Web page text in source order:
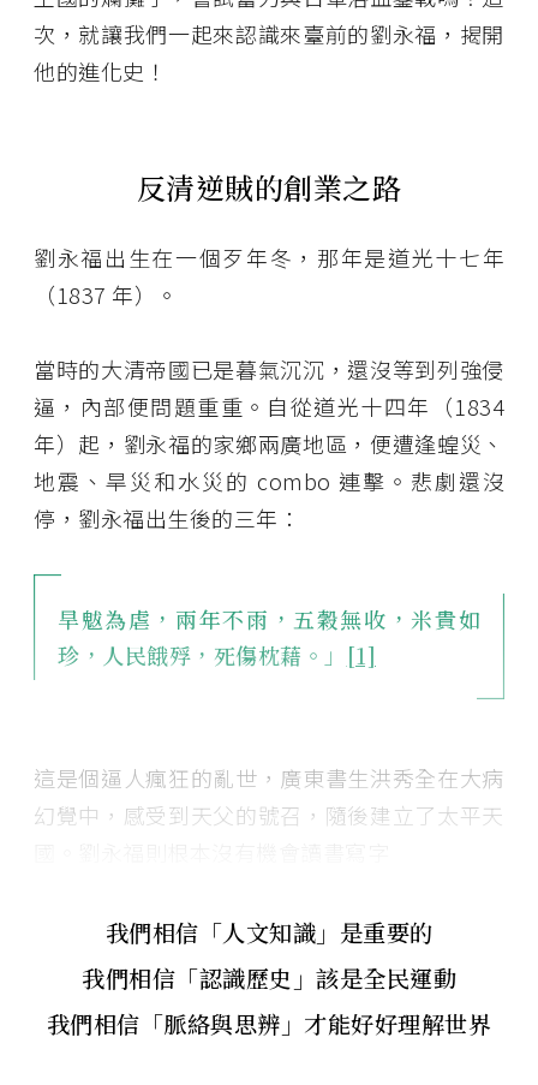
次，就讓我們一起來認識來臺前的劉永福，揭開
他的進化史！
反清逆賊的創業之路
劉永福出生在一個歹年冬，那年是道光十七年
（1837 年）。
當時的大清帝國已是暮氣沉沉，還沒等到列強侵
逼，內部便問題重重。自從道光十四年（1834
年）起，劉永福的家鄉兩廣地區，便遭逢蝗災、
地震、旱災和水災的 combo 連擊。悲劇還沒
停，劉永福出生後的三年：
旱魃為虐，兩年不雨，五穀無收，米貴如
珍，人民餓殍，死傷枕藉。」 [1]
這是個逼人瘋狂的亂世，廣東書生洪秀全在大病
幻覺中，感受到天父的號召，隨後建立了太平天
我們相信「人文知識」是重要的
我們相信「認識歷史」該是全民運動
我們相信「脈絡與思辨」才能好好理解世界